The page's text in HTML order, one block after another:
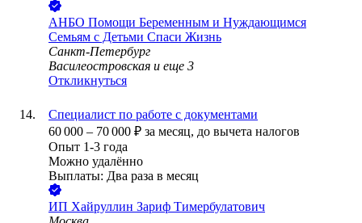
АНБО Помощи Беременным и Нуждающимся
Семьям с Детьми Спаси Жизнь
Санкт-Петербург
Василеостровская и еще 3
Откликнуться
Специалист по работе с документами
60 000 – 70 000 ₽ за месяц, до вычета налогов
Опыт 1-3 года
Можно удалённо
Выплаты: Два раза в месяц
ИП Хайруллин Зариф Тимербулатович